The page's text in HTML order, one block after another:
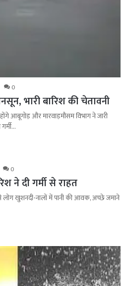
0
भारी बारिश की चेतावनी
आबूगोड़ और मारवाड़मौसम विभाग ने जारी
0
ने दी गर्मी से राहत
खुशनदी-नालों में पानी की आवक, अच्छे जमाने